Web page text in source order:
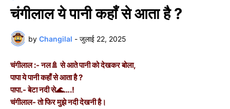
चंगीलाल ये पानी कहाँ से आता है ?
by Changilal - जुलाई 22, 2025
चंगीलाल :- नल🚿 से आते पानी को देखकर बोला,
पापा ये पानी कहाँ से आता है ?
पापा.- बेटा नदी से🌊….!
चंगीलाल- तो फिर मुझे नदी देखनी है।